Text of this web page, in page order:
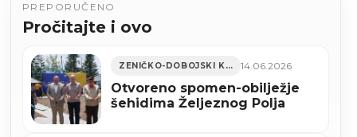
PREPORUČENO
Pročitajte i ovo
ZENIČKO-DOBOJSKI KANTON 14.06.2026
Otvoreno spomen-obilježje
šehidima Željeznog Polja